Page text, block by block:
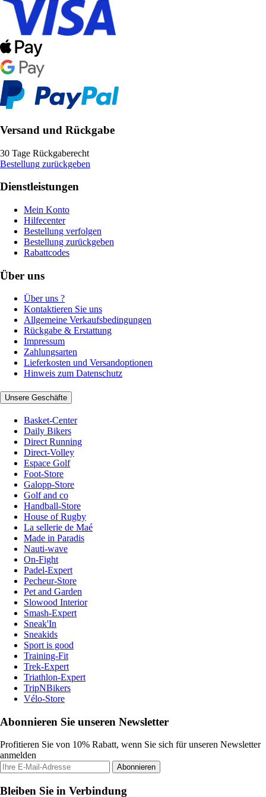
Versand und Rückgabe
30 Tage Rückgaberecht
Bestellung zurückgeben
Dienstleistungen
Mein Konto
Hilfecenter
Bestellung verfolgen
Bestellung zurückgeben
Rabattcodes
Über uns
Über uns ?
Kontaktieren Sie uns
Allgemeine Verkaufsbedingungen
Rückgabe & Erstattung
Impressum
Zahlungsarten
Lieferkosten und Versandoptionen
Hinweis zum Datenschutz
Unsere Geschäfte
Basket-Center
Daily Bikers
Direct Running
Direct-Volley
Espace Golf
Foot-Store
Galopp-Store
Golf and co
Handball-Store
House of Rugby
La sellerie de Maé
Made in Paradis
Nauti-wave
On-Fight
Padel-Expert
Pecheur-Store
Pet and Garden
Slowood Interior
Smash-Expert
Sneak'In
Sneakids
Sport is good
Training-Fit
Trek-Expert
Triathlon-Expert
TripNBikers
Vélo-Store
Abonnieren Sie unseren Newsletter
Profitieren Sie von 10% Rabatt, wenn Sie sich für unseren Newsletter
anmelden
Abonnieren
Bleiben Sie in Verbindung